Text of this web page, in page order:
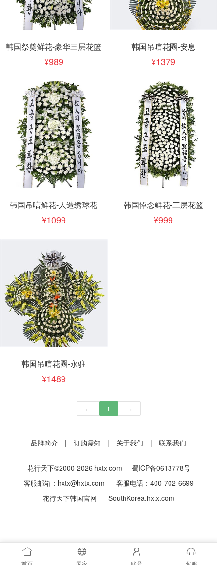
韩国祭奠鲜花-豪华三层花篮
989
韩国吊唁花圈-安息
1379
韩国吊唁鲜花-人造绣球花
1099
韩国悼念鲜花-三层花篮
999
韩国吊唁花圈-永驻
1489
← 1 →
品牌简介 | 订购需知 | 关于我们 | 联系我们
花行天下©2000-2026 hxtx.com
蜀ICP备0613778号
客服邮箱： hxtx@hxtx.com 客服电话： 400-702-6699
花行天下韩国官网
SouthKorea.hxtx.com
首页 国家 账号 客服